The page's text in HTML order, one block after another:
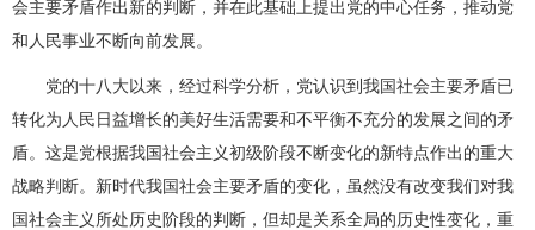
会主要矛盾作出新的判断，并在此基础上提出党的中心任务，推动党
和人民事业不断向前发展。
党的十八大以来，经过科学分析，党认识到我国社会主要矛盾已
转化为人民日益增长的美好生活需要和不平衡不充分的发展之间的矛
盾。这是党根据我国社会主义初级阶段不断变化的新特点作出的重大
战略判断。新时代我国社会主要矛盾的变化，虽然没有改变我们对我
国社会主义所处历史阶段的判断，但却是关系全局的历史性变化，重